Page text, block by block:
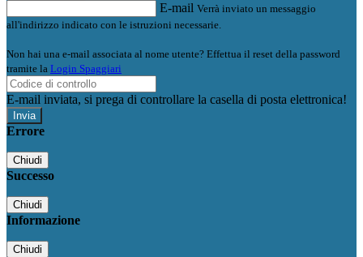
E-mail Verrà inviato un messaggio
all'indirizzo indicato con le istruzioni necessarie.
Non hai una e-mail associata al nome utente? Effettua il reset della password
tramite la Login Spaggiari
E-mail inviata, si prega di controllare la casella di posta elettronica!
Errore
Chiudi
Successo
Chiudi
Informazione
Chiudi